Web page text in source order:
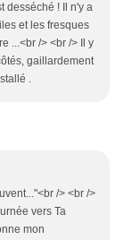
desséché ! Il n'y a
et les fresques
...<br /> <br /> Il y
gaillardement
.
/> <br />
vers Ta
mon